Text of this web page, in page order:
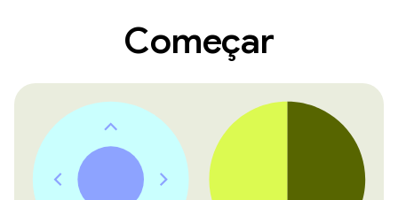
Começar